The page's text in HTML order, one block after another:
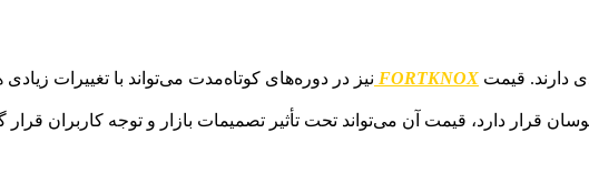
دارند. قیمت FORTKNOX نیز در دوره‌های کوتاه‌مدت می‌تواند با تغییرات
قرار دارد، قیمت آن می‌تواند تحت تأثیر تصمیمات بازار و توجه کاربران قرار